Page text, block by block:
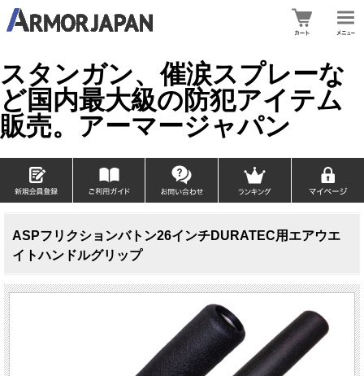
スタンガン、催涙スプレーな
ど国内最大級の防犯アイテム
販売。アーマージャパン
ASPフリクションバトン26インチDURATEC用エアウエ
イトハンドルグリップ